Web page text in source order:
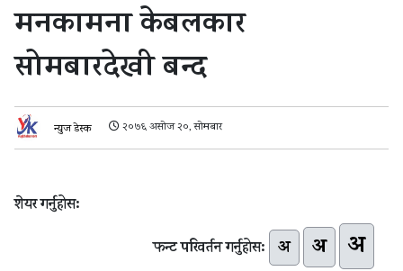
मनकामना केबलकार
सोमबारदेखी बन्द
न्युज डेस्क २०७६ असोज २०, सोमबार
शेयर गर्नुहोस:
फन्ट परिवर्तन गर्नुहोस: अ अ अ